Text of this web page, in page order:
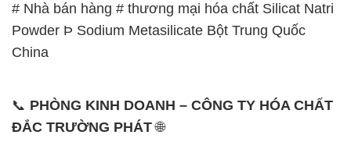
# Nhà bán hàng # thương mại hóa chất Silicat Natri
Powder Þ Sodium Metasilicate Bột Trung Quốc
China
📞 PHÒNG KINH DOANH – CÔNG TY HÓA CHẤT
ĐẮC TRƯỜNG PHÁT🌐